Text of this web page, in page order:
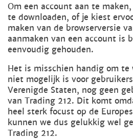
Om een account aan te
te downloaden, of je kiest
maken van de browserversie
aanmaken van een account is
eenvoudig gehouden.
Het is misschien handig om
niet mogelijk is voor
Verenigde Staten, nog geen
van Trading 212. Dit komt
heel sterk focust op de
kunnen we dus gelukkig wel
Trading 212.